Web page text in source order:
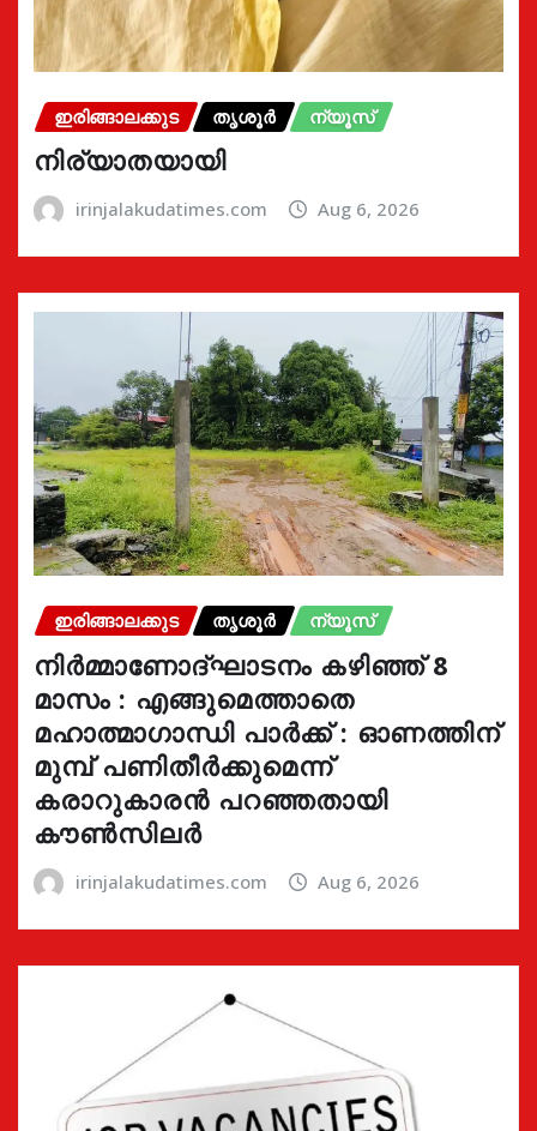
ഇരിങ്ങാലക്കുട തൃശൂർ ന്യൂസ്
നിര്യാതയായി
irinjalakudatimes.com Aug 6, 2026
ഇരിങ്ങാലക്കുട തൃശൂർ ന്യൂസ്
നിർമ്മാണോദ്ഘാടനം കഴിഞ്ഞ് 8
മാസം : എങ്ങുമെത്താതെ
മഹാത്മാഗാന്ധി പാർക്ക് : ഓണത്തിന്
മുമ്പ് പണിതീർക്കുമെന്ന്
കരാറുകാരൻ പറഞ്ഞതായി
കൗൺസിലർ
irinjalakudatimes.com Aug 6, 2026